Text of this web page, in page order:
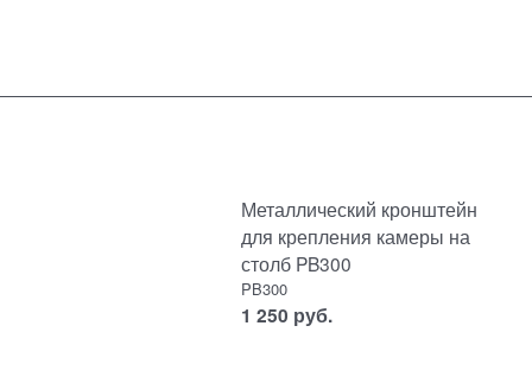
Металлический кронштейн
для крепления камеры на
столб PB300
PB300
1 250 руб.